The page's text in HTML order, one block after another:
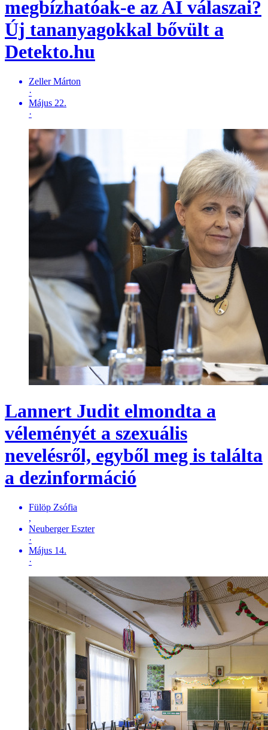
megbízhatóak-e az AI válaszai?
Új tananyagokkal bővült a
Detekto.hu
Zeller Márton
·
Május 22.
·
Lannert Judit elmondta a
véleményét a szexuális
nevelésről, egyből meg is találta
a dezinformáció
Fülöp Zsófia
,
Neuberger Eszter
·
Május 14.
·